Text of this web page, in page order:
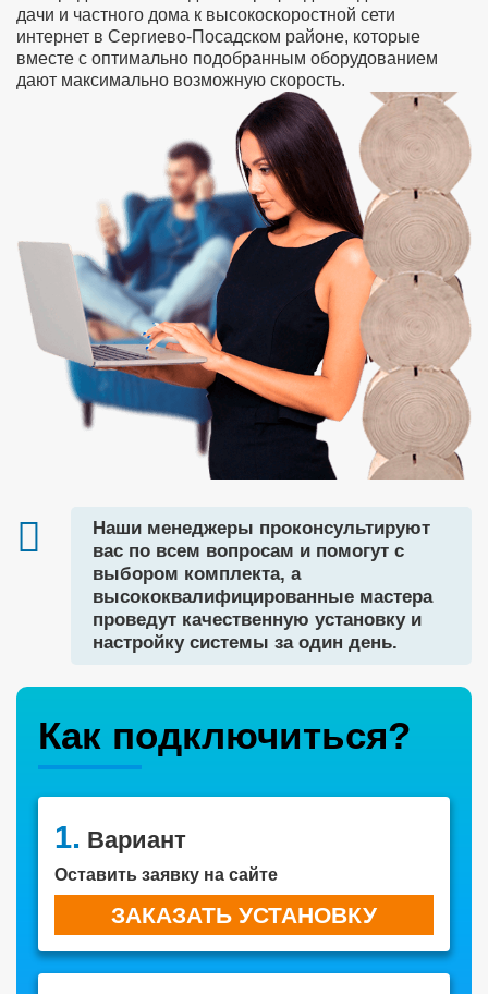
дачи и частного дома к высокоскоростной сети
интернет в Сергиево-Посадском районе, которые
вместе с оптимально подобранным оборудованием
дают максимально возможную скорость.
Наши менеджеры проконсультируют
вас по всем вопросам и помогут с
выбором комплекта, а
высококвалифицированные мастера
проведут качественную установку и
настройку системы за один день.
Как подключиться?
1. Вариант
Оставить заявку на сайте
ЗАКАЗАТЬ УСТАНОВКУ